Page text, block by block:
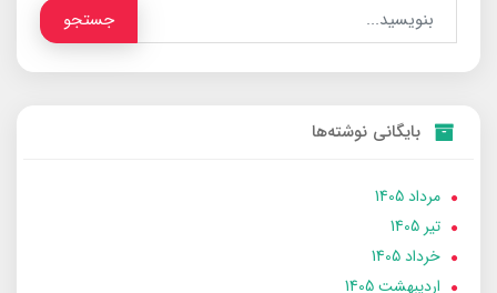
جستجو
بایگانی نوشته‌ها
مرداد 1405
تير 1405
خرداد 1405
ارديبهشت 1405